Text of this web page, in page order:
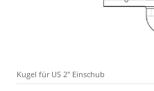
Kugel für US 2" Einschub